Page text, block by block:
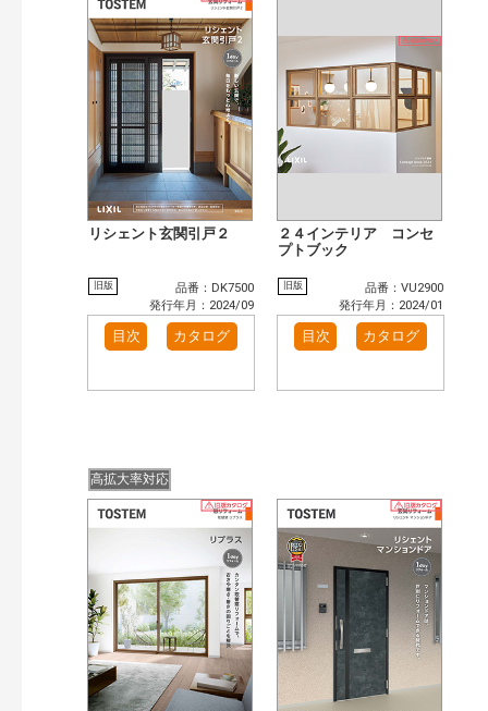
リシェント玄関引戸２
旧版
品番：DK7500
発行年月：2024/09
目次 カタログ
２４インテリア コンセ
プトブック
旧版
品番：VU2900
発行年月：2024/01
目次 カタログ
高拡大率対応